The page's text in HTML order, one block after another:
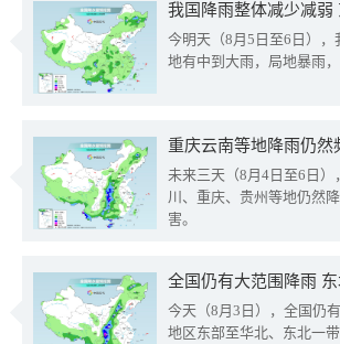
我国降雨整体减少减弱
今明天（8月5日至6日）
地有中到大雨，局地暴雨
重庆云南等地降雨仍然
未来三天（8月4日至6日
川、重庆、贵州等地仍然
害。
全国仍有大范围降雨
今天（8月3日），全国仍
地区东部至华北、东北一